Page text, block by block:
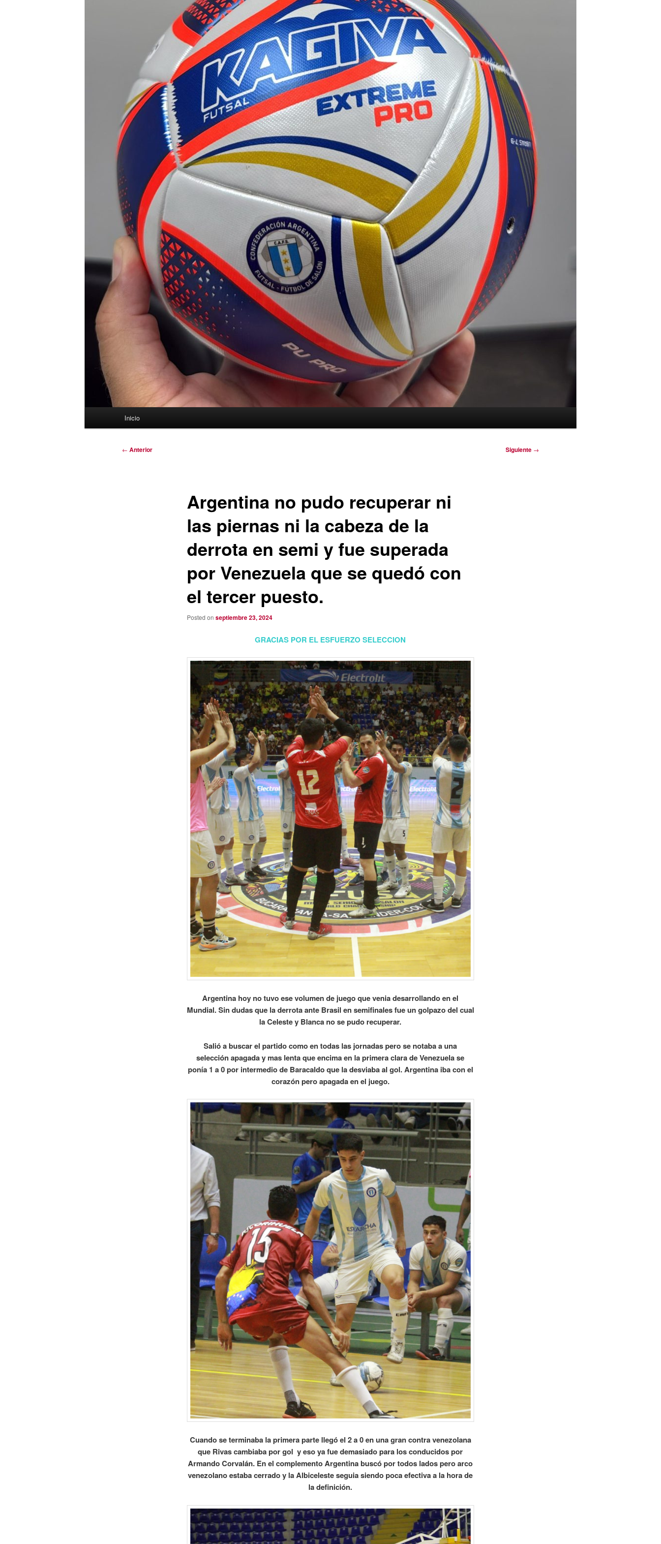
Inicio
Navegación
← Anterior Siguiente →
Argentina no pudo recuperar ni
las piernas ni la cabeza de la
derrota en semi y fue superada
por Venezuela que se quedó con
el tercer puesto.
Posted on septiembre 23, 2024
GRACIAS POR EL ESFUERZO SELECCION
Argentina hoy no tuvo ese volumen de juego que venia desarrollando en el
Mundial. Sin dudas que la derrota ante Brasil en semifinales fue un golpazo del cual
la Celeste y Blanca no se pudo recuperar.
Salió a buscar el partido como en todas las jornadas pero se notaba a una
selección apagada y mas lenta que encima en la primera clara de Venezuela se
ponía 1 a 0 por intermedio de Baracaldo que la desviaba al gol. Argentina iba con el
corazón pero apagada en el juego.
Cuando se terminaba la primera parte llegó el 2 a 0 en una gran contra venezolana
que Rivas cambiaba por gol y eso ya fue demasiado para los conducidos por
Armando Corvalán. En el complemento Argentina buscó por todos lados pero arco
venezolano estaba cerrado y la Albiceleste seguia siendo poca efectiva a la hora de
la definición.